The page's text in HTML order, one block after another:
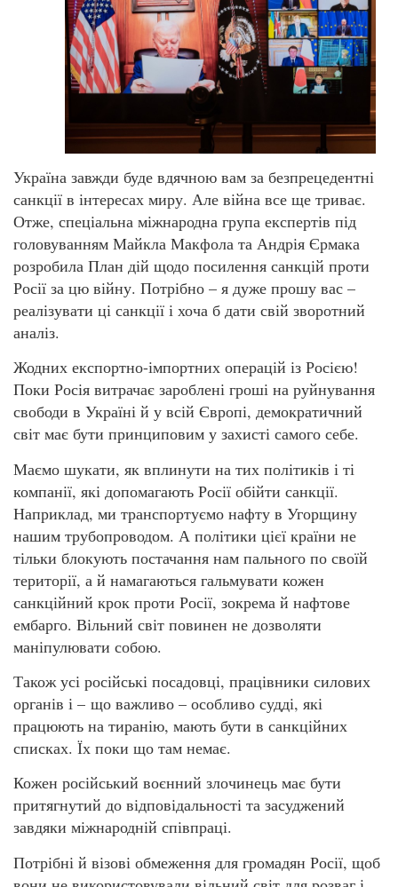
Україна завжди буде вдячною вам за безпрецедентні
санкції в інтересах миру. Але війна все ще триває.
Отже, спеціальна міжнародна група експертів під
головуванням Майкла Макфола та Андрія Єрмака
розробила План дій щодо посилення санкцій проти
Росії за цю війну. Потрібно – я дуже прошу вас –
реалізувати ці санкції і хоча б дати свій зворотний
аналіз.
Жодних експортно-імпортних операцій із Росією!
Поки Росія витрачає зароблені гроші на руйнування
свободи в Україні й у всій Європі, демократичний
світ має бути принциповим у захисті самого себе.
Маємо шукати, як вплинути на тих політиків і ті
компанії, які допомагають Росії обійти санкції.
Наприклад, ми транспортуємо нафту в Угорщину
нашим трубопроводом. А політики цієї країни не
тільки блокують постачання нам пального по своїй
території, а й намагаються гальмувати кожен
санкційний крок проти Росії, зокрема й нафтове
ембарго. Вільний світ повинен не дозволяти
маніпулювати собою.
Також усі російські посадовці, працівники силових
органів і – що важливо – особливо судді, які
працюють на тиранію, мають бути в санкційних
списках. Їх поки що там немає.
Кожен російський воєнний злочинець має бути
притягнутий до відповідальності та засуджений
завдяки міжнародній співпраці.
Потрібні й візові обмеження для громадян Росії, щоб